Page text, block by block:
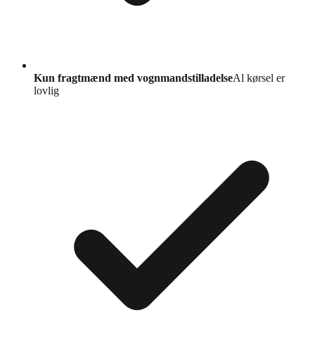
Kun fragtmænd med vognmandstilladelseAl kørsel er
lovlig